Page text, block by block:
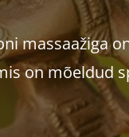
massaažiga
on mõeldud